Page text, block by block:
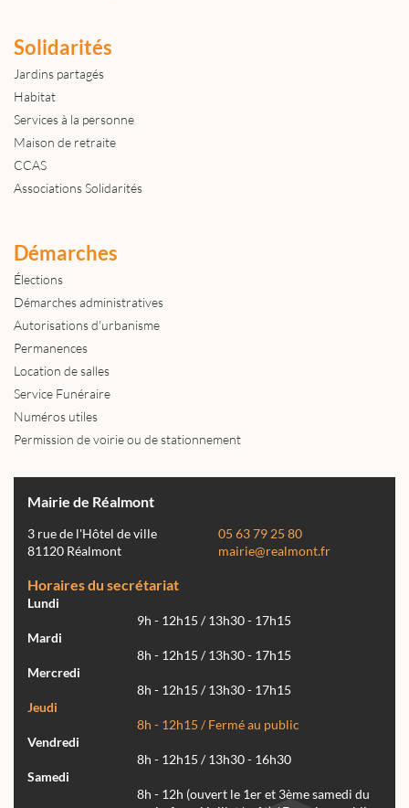
Solidarités
Jardins partagés
Habitat
Services à la personne
Maison de retraite
CCAS
Associations Solidarités
Démarches
Élections
Démarches administratives
Autorisations d'urbanisme
Permanences
Location de salles
Service Funéraire
Numéros utiles
Permission de voirie ou de stationnement
Mairie de Réalmont
3 rue de l'Hôtel de ville
81120 Réalmont
05 63 79 25 80
mairie@realmont.fr
Horaires du secrétariat
Lundi
9h - 12h15 / 13h30 - 17h15
Mardi
8h - 12h15 / 13h30 - 17h15
Mercredi
8h - 12h15 / 13h30 - 17h15
Jeudi
8h - 12h15 / Fermé au public
Vendredi
8h - 12h15 / 13h30 - 16h30
Samedi
8h - 12h (ouvert le 1er et 3ème samedi du